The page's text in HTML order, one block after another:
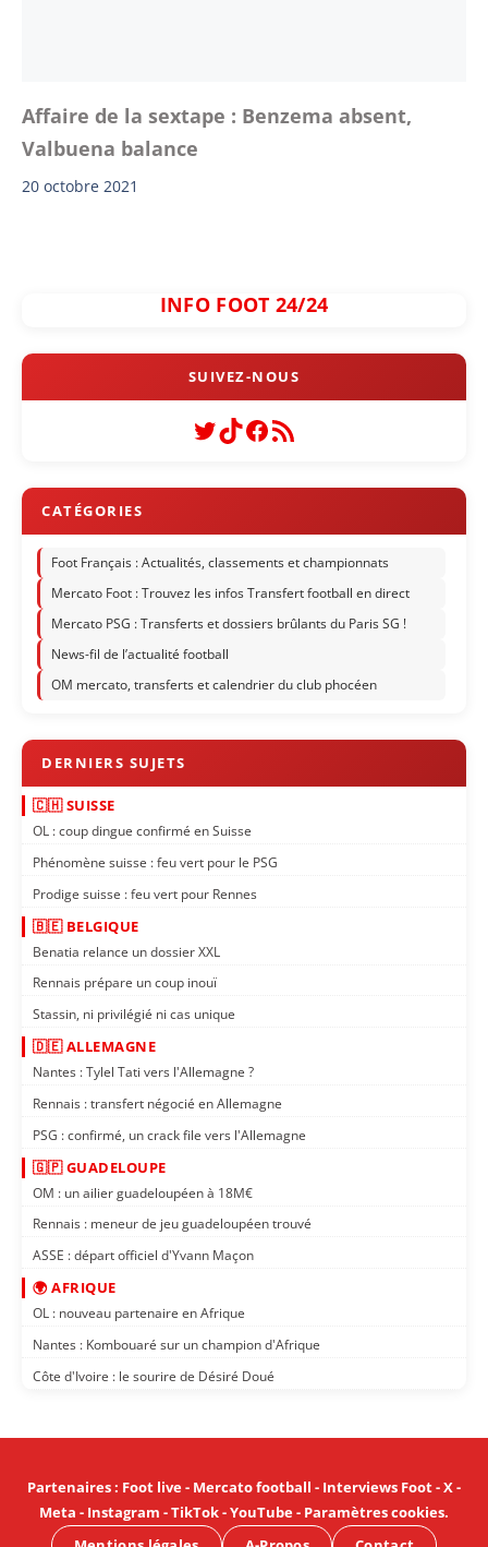
Affaire de la sextape : Benzema absent,
Valbuena balance
20 octobre 2021
INFO FOOT 24/24
Twitter
TikTok
Facebook
Flux RSS
Foot Français : Actualités, classements et championnats
Mercato Foot : Trouvez les infos Transfert football en direct
Mercato PSG : Transferts et dossiers brûlants du Paris SG !
News-fil de l’actualité football
OM mercato, transferts et calendrier du club phocéen
🇨🇭 SUISSE
OL : coup dingue confirmé en Suisse
Phénomène suisse : feu vert pour le PSG
Prodige suisse : feu vert pour Rennes
🇧🇪 BELGIQUE
Benatia relance un dossier XXL
Rennais prépare un coup inouï
Stassin, ni privilégié ni cas unique
🇩🇪 ALLEMAGNE
Nantes : Tylel Tati vers l'Allemagne ?
Rennais : transfert négocié en Allemagne
PSG : confirmé, un crack file vers l'Allemagne
🇬🇵 GUADELOUPE
OM : un ailier guadeloupéen à 18M€
Rennais : meneur de jeu guadeloupéen trouvé
ASSE : départ officiel d'Yvann Maçon
🌍 AFRIQUE
OL : nouveau partenaire en Afrique
Nantes : Kombouaré sur un champion d'Afrique
Côte d'Ivoire : le sourire de Désiré Doué
Partenaires: Foot live- Mercato football - Interviews Foot-X-
Meta - Instagram -TikTok-YouTube- Paramètres cookies.